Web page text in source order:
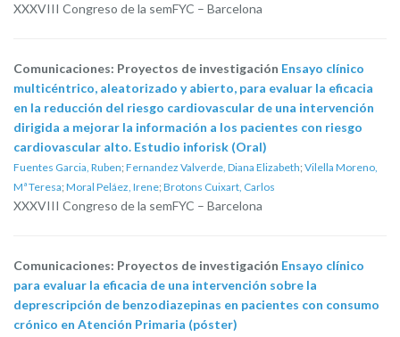
XXXVIII Congreso de la semFYC – Barcelona
Comunicaciones: Proyectos de investigación Ensayo clínico
multicéntrico, aleatorizado y abierto, para evaluar la eficacia
en la reducción del riesgo cardiovascular de una intervención
dirigida a mejorar la información a los pacientes con riesgo
cardiovascular alto. Estudio inforisk (Oral)
Fuentes Garcia, Ruben; Fernandez Valverde, Diana Elizabeth; Vilella Moreno,
Mª Teresa; Moral Peláez, Irene; Brotons Cuixart, Carlos
XXXVIII Congreso de la semFYC – Barcelona
Comunicaciones: Proyectos de investigación Ensayo clínico
para evaluar la eficacia de una intervención sobre la
deprescripción de benzodiazepinas en pacientes con consumo
crónico en Atención Primaria (póster)